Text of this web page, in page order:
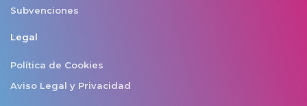
Subvenciones
Legal
Política de Cookies
Aviso Legal y Privacidad